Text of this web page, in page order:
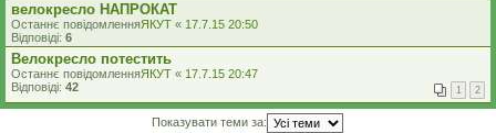
велокресло НАПРОКАТ
Останнє повідомленняЯКУТ « 17.7.15 20:50
Відповіді: 6
Велокресло потестить
Останнє повідомленняЯКУТ « 17.7.15 20:47
Відповіді: 42 1 2
Показувати теми за: